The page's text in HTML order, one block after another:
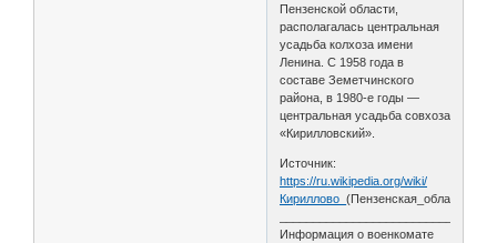
Пензенской области,
располагалась центральная
усадьба колхоза имени
Ленина. С 1958 года в
составе Земетчинского
района, в 1980-е годы —
центральная усадьба совхоза
«Кирилловский».
Источник:
https://ru.wikipedia.org/wiki/
Кириллово_(Пензенская_область)
Информация о военкомате